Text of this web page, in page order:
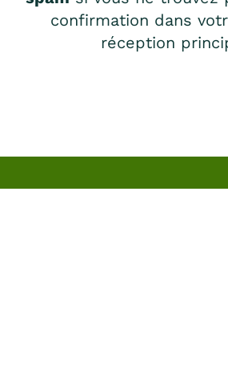
confirmation dans
réception